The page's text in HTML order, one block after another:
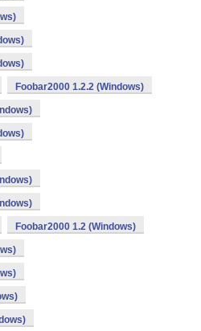
Foobar2000 1.2.2 (Windows)
Foobar2000 1.2 (Windows)